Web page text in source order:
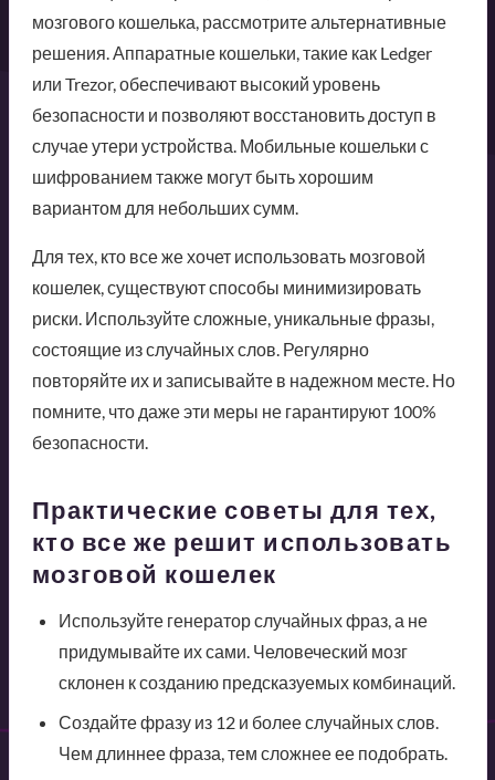
мозгового кошелька, рассмотрите альтернативные
решения. Аппаратные кошельки, такие как Ledger
или Trezor, обеспечивают высокий уровень
безопасности и позволяют восстановить доступ в
случае утери устройства. Мобильные кошельки с
шифрованием также могут быть хорошим
вариантом для небольших сумм.
Для тех, кто все же хочет использовать мозговой
кошелек, существуют способы минимизировать
риски. Используйте сложные, уникальные фразы,
состоящие из случайных слов. Регулярно
повторяйте их и записывайте в надежном месте. Но
помните, что даже эти меры не гарантируют 100%
безопасности.
Практические советы для тех,
кто все же решит использовать
мозговой кошелек
Используйте генератор случайных фраз, а не
придумывайте их сами. Человеческий мозг
склонен к созданию предсказуемых комбинаций.
Создайте фразу из 12 и более случайных слов.
Чем длиннее фраза, тем сложнее ее подобрать.